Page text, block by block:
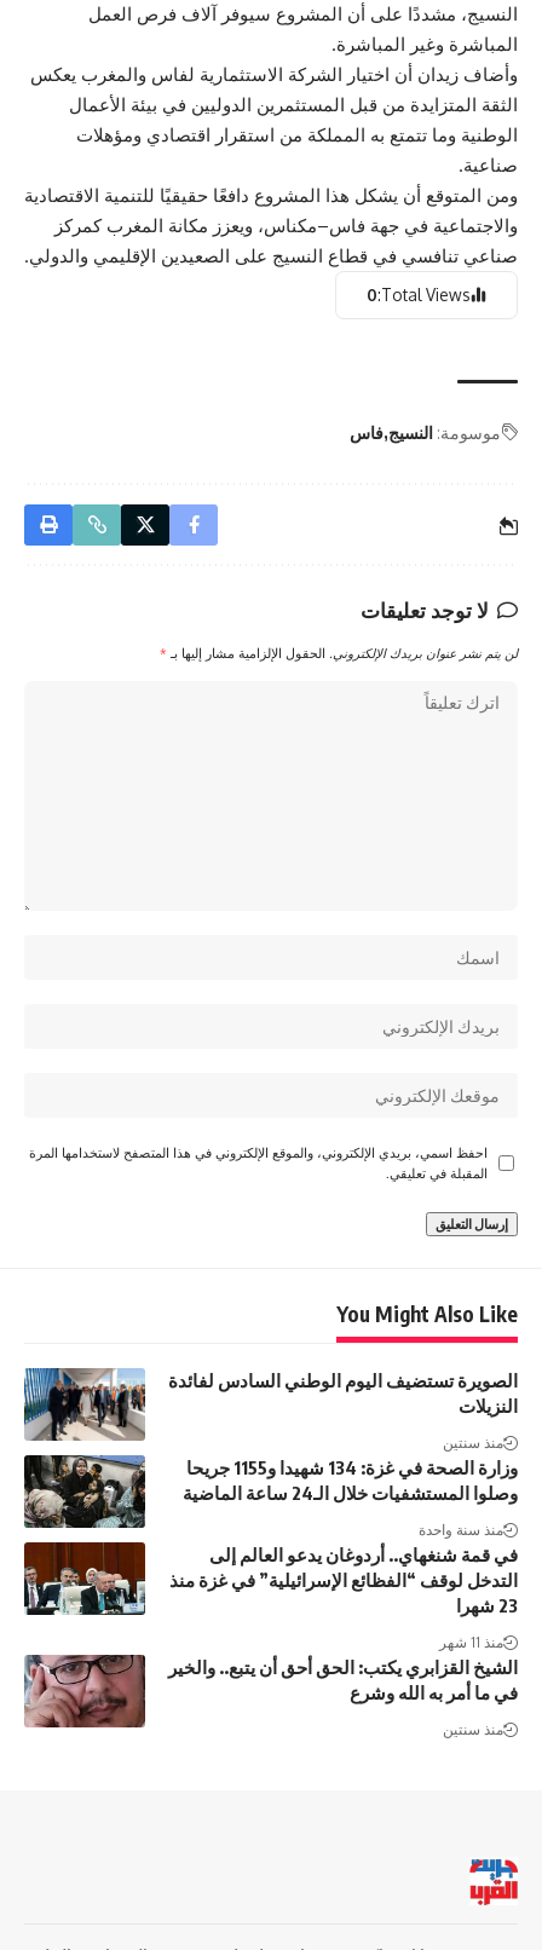
النسيج، مشددًا على أن المشروع سيوفر آلاف فرص العمل
المباشرة وغير المباشرة.
وأضاف زيدان أن اختيار الشركة الاستثمارية لفاس والمغرب يعكس
الثقة المتزايدة من قبل المستثمرين الدوليين في بيئة الأعمال
الوطنية وما تتمتع به المملكة من استقرار اقتصادي ومؤهلات
صناعية.
ومن المتوقع أن يشكل هذا المشروع دافعًا حقيقيًا للتنمية الاقتصادية
والاجتماعية في جهة فاس–مكناس، ويعزز مكانة المغرب كمركز
صناعي تنافسي في قطاع النسيج على الصعيدين الإقليمي والدولي.
Total Views:
0
موسومة: النسيج فاس
لا توجد تعليقات
لن يتم نشر عنوان بريدك الإلكتروني. الحقول الإلزامية مشار إليها بـ *
احفظ اسمي، بريدي الإلكتروني، والموقع الإلكتروني في هذا المتصفح لاستخدامها المرة
المقبلة في تعليقي.
You Might Also Like
الصويرة تستضيف اليوم الوطني السادس لفائدة
النزيلات
منذ سنتين
وزارة الصحة في غزة: 134 شهيدا و1155 جريحا
وصلوا المستشفيات خلال الـ24 ساعة الماضية
منذ سنة واحدة
في قمة شنغهاي.. أردوغان يدعو العالم إلى
التدخل لوقف “الفظائع الإسرائيلية” في غزة منذ
23 شهرا
منذ 11 شهر
الشيخ القزابري يكتب: الحق أحق أن يتبع.. والخير
في ما أمر به الله وشرع
منذ سنتين